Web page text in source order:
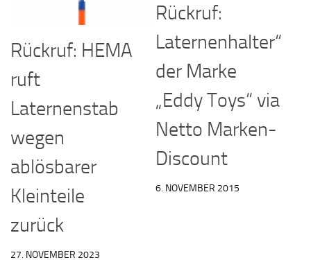
Rückruf: HEMA
ruft
Laternenstab
wegen
ablösbarer
Kleinteile
zurück
27. NOVEMBER 2023
Rückruf:
Laternenhalter“
der Marke
„Eddy Toys“ via
Netto Marken-
Discount
6. NOVEMBER 2015